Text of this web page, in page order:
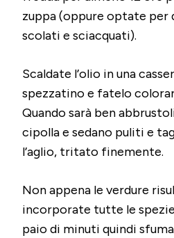
zuppa (oppure optate per
scolati e sciacquati).
Scaldate l’olio in una
spezzatino e fatelo
Quando sarà ben
cipolla e sedano puliti e
l’aglio, tritato finemente.
Non appena le verdure
incorporate tutte le
paio di minuti quindi